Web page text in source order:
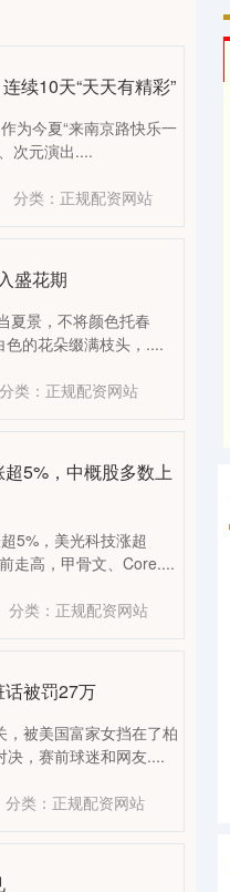
续10天“天天有精彩”
为今夏“来南京路快乐一
次元演出....
分类： 正规配资网站
盛花期
夏景，不将颜色托春
色的花朵缀满枝头，....
分类： 正规配资网站
5%，中概股多数上
5%，美光科技涨超
走高，甲骨文、Core....
分类： 正规配资网站
被罚27万
被美国富家女挡在了柏
，赛前球迷和网友....
分类： 正规配资网站
200.89 1.42%